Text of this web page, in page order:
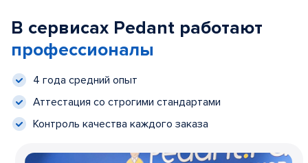
В сервисах Pedant работают
профессионалы
4 года средний опыт
Аттестация со строгими стандартами
Контроль качества каждого заказа